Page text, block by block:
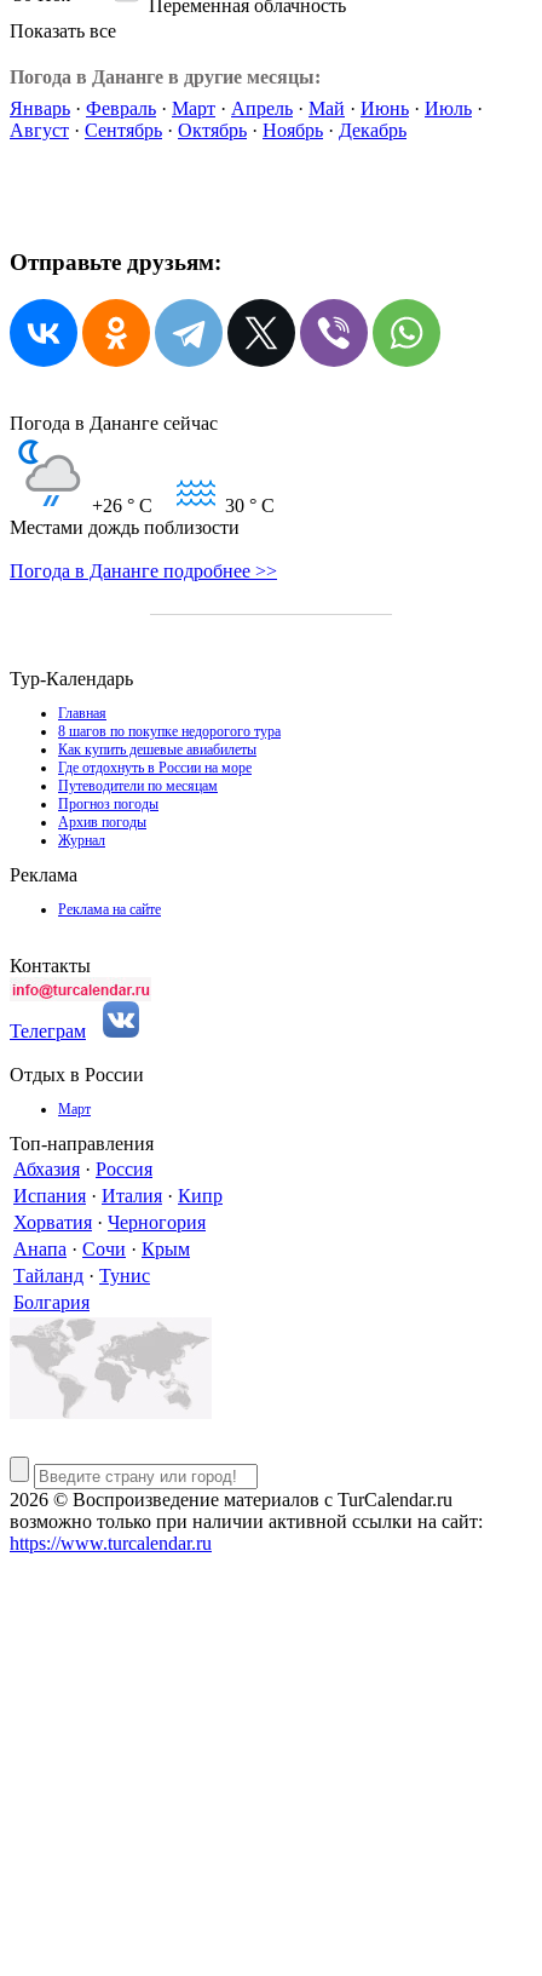
Переменная облачность
Показать все
Погода в Дананге в другие месяцы:
Январь · Февраль · Март · Апрель · Май · Июнь · Июль ·
Август · Сентябрь · Октябрь · Ноябрь · Декабрь
Отправьте друзьям:
Погода в Дананге сейчас
+26 ° C 30 ° C
Местами дождь поблизости
Погода в Дананге подробнее >>
Тур-Календарь
Главная
8 шагов по покупке недорогого тура
Как купить дешевые авиабилеты
Где отдохнуть в России на море
Путеводители по месяцам
Прогноз погоды
Архив погоды
Журнал
Реклама
Реклама на сайте
Контакты
Телеграм
Отдых в России
Март
Топ-направления
Абхазия · Россия
Испания · Италия · Кипр
Хорватия · Черногория
Анапа · Сочи · Крым
Тайланд · Тунис
Болгария
2026 © Воспроизведение материалов c TurCalendar.ru
возможно только при наличии активной ссылки на сайт:
https://www.turcalendar.ru